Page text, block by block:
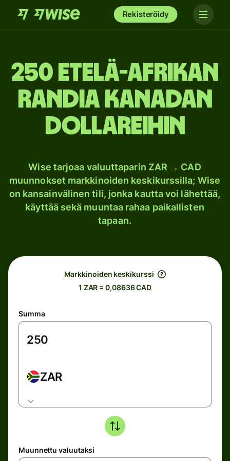
Rekisteröidy
250 Etelä-Afrikan
randia Kanadan
dollareihin
Wise tarjoaa valuuttaparin ZAR → CAD
muunnokset markkinoiden keskikurssilla; Wise
on kansainvälinen tili, jonka kautta voi lähettää,
käyttää sekä muuntaa rahaa paikallisten
tapaan.
Markkinoiden keskikurssi
1 ZAR = 0,08636 CAD
Summa
ZAR
Muunnettu valuutaksi